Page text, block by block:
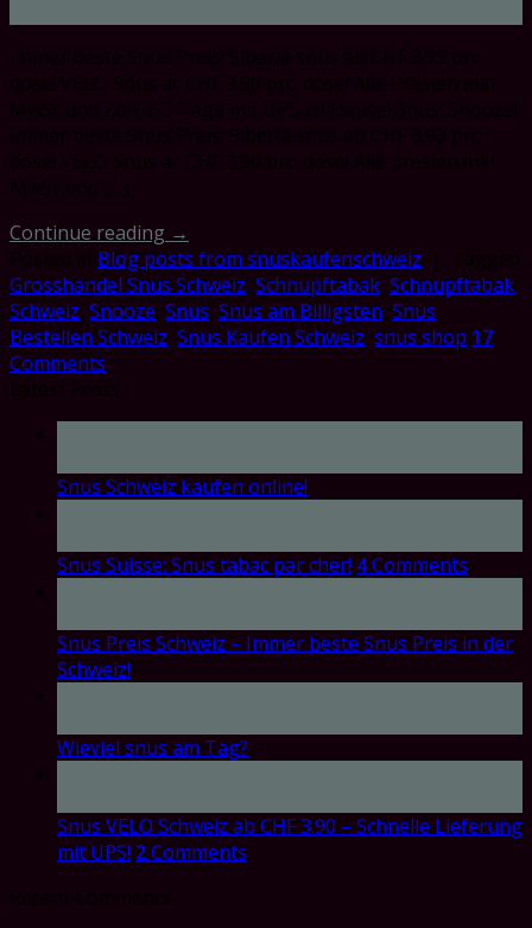
Continue reading →
Blog posts from snuskaufenschweiz
Grosshandel Snus Schweiz Schnupftabak Schnupftabak
Schweiz Snooze Snus Snus am Billigsten Snus
Bestellen Schweiz Snus Kaufen Schweiz snus shop 17
Comments
Snus Schweiz kaufen online!
Snus Suisse: Snus tabac par cher! 4Comments
Snus Preis Schweiz – Immer beste Snus Preis in der
Schweiz!
Wieviel snus am Tag?
Snus VELO Schweiz ab CHF 3.90 – Schnelle Lieferung
mit UPS! 2Comments